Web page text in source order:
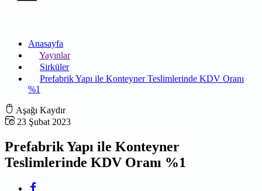
Anasayfa
Yayınlar
Sirküler
Prefabrik Yapı ile Konteyner Teslimlerinde KDV Oranı
%1
Aşağı Kaydır
23 Şubat 2023
Prefabrik Yapı ile Konteyner
Teslimlerinde KDV Oranı %1